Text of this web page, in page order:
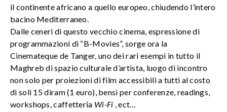
il continente africano a quello europeo, chiudendo l’intero
bacino Mediterraneo.
Dalle ceneri di questo vecchio cinema, espressione di
programmazioni di “B-Movies”, sorge ora la
Cinemateque de Tanger, uno dei rari esempi in tutto il
Maghreb di spazio culturale d’artista, luogo di incontro
non solo per proiezioni di film accessibili a tutti al costo
di soli 15 diram (1 euro), bensì per conferenze, readings,
workshops, caffetteria Wi-Fi , ect…